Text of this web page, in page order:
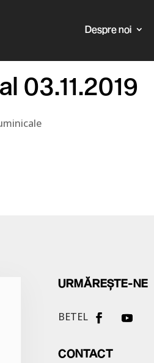
Despre noi
03.11.2019
URMĂREȘTE-NE
BETEL
CONTACT